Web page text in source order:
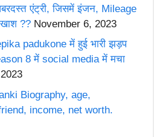
एंट्री, जिसमें इंजन, Mileage
?? November 6, 2023
padukone में हुई भारी झड़प
8 में social media में मचा
Biography, age,
income, net worth.